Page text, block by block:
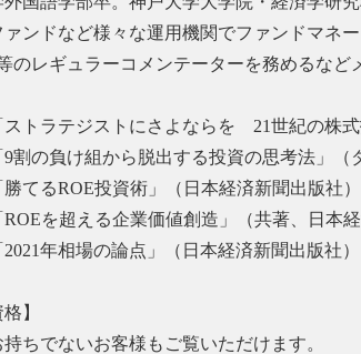
ンドなど様々な運用機関でファンドマネ
のレギュラーコメンテーターを務めるなど
トラテジストにさよならを 21世紀の株式
負け組から脱出する投資の思考法」（ダ
ROE投資術」（日本経済新聞出版社
超える企業価値創造」（共著、日本経
年相場の論点」（日本経済新聞出版社）
】
ちでないお客様もご覧いただけます。